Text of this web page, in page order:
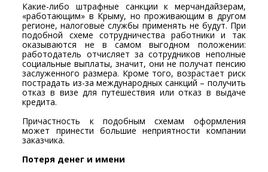
Какие-либо штрафные санкции к мерчандайзерам,
«работающим» в Крыму, но проживающим в другом
регионе, налоговые службы применять не будут. При
подобной схеме сотрудничества работники и так
оказываются не в самом выгодном положении:
работодатель отчисляет за сотрудников неполные
социальные выплаты, значит, они не получат пенсию
заслуженного размера. Кроме того, возрастает риск
пострадать из-за международных санкций – получить
отказ в визе для путешествия или отказ в выдаче
кредита.
Причастность к подобным схемам оформления
может принести большие неприятности компании
заказчика.
Потеря денег и имени